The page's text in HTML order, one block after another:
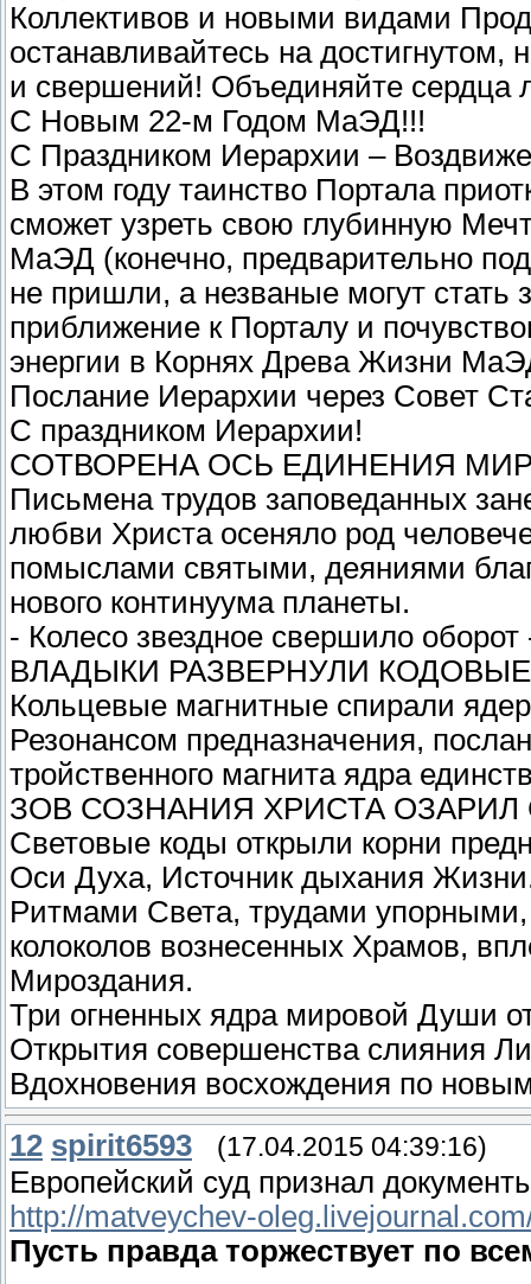
Коллективов и новыми видами
останавливайтесь на
и свершений! Объединяйте сердца
С Новым 22-м Годом МаЭД!!!
С Праздником Иерархии –
В этом году таинство Портала
сможет узреть свою глубинную
МаЭД (конечно, предварительно
не пришли, а незваные могут стать
приближение к Порталу и
энергии в Корнях Древа Жизни
Послание Иерархии через Совет
С праздником Иерархии!
СОТВОРЕНА ОСЬ ЕДИНЕНИЯ
Письмена трудов заповеданных
любви Христа осеняло род
помыслами святыми, деяниями
нового континуума планеты.
- Колесо звездное свершило оборот
ВЛАДЫКИ РАЗВЕРНУЛИ
Кольцевые магнитные спирали
Резонансом предназначения,
тройственного магнита ядра
ЗОВ СОЗНАНИЯ ХРИСТА
Световые коды открыли корни
Оси Духа, Источник дыхания
Ритмами Света, трудами
колоколов вознесенных Храмов,
Мироздания.
Три огненных ядра мировой Души
Открытия совершенства слияния
Вдохновения восхождения по
12 spirit6593 (17.04.2015 04:39:16)
Европейский суд признал
http://matveychev-
Пусть правда торжествует по